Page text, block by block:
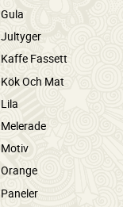
Gula
Jultyger
Kaffe Fassett
Kök Och Mat
Lila
Melerade
Motiv
Orange
Paneler